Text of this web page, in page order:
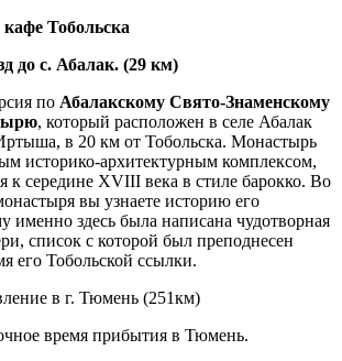
Тобольска
до с. Абалак. (29 км)
по Абалакскому Свято-Знаменскому
, который расположен в селе Абалак
в 20 км от Тобольска. Монастырь
историко-архитектурным комплексом,
к середине XVIII века в стиле барокко. Во
вы узнаете историю его
именно здесь была написана чудотворная
список с которой был преподнесен
его Тобольской ссылки.
в г. Тюмень (251км)
время прибытия в Тюмень.